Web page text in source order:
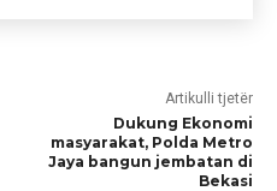
Artikulli tjetër
Dukung Ekonomi
masyarakat, Polda Metro
Jaya bangun jembatan di
Bekasi